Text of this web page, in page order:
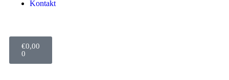
Kontakt
€0,00
0